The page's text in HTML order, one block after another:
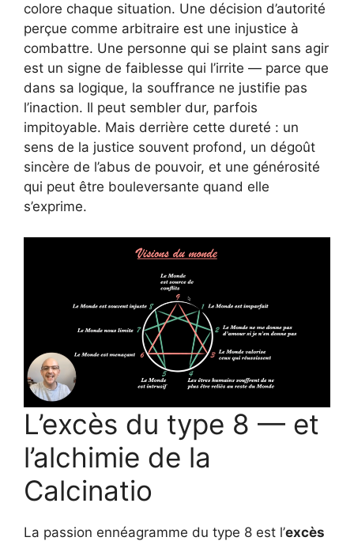
colore chaque situation. Une décision d’autorité
perçue comme arbitraire est une injustice à
combattre. Une personne qui se plaint sans agir
est un signe de faiblesse qui l’irrite — parce que
dans sa logique, la souffrance ne justifie pas
l’inaction. Il peut sembler dur, parfois
impitoyable. Mais derrière cette dureté : un
sens de la justice souvent profond, un dégoût
sincère de l’abus de pouvoir, et une générosité
qui peut être bouleversante quand elle
s’exprime.
L’excès du type 8 — et
l’alchimie de la
Calcinatio
La passion ennéagramme du type 8 est l’excès